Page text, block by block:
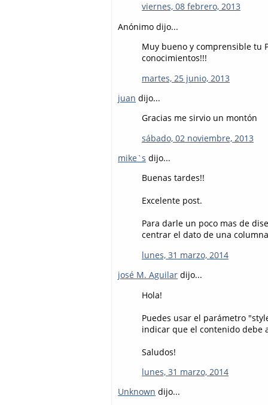
viernes, 08 febrero, 2013
Anónimo dijo...
Muy bueno y comprensible tu
conocimientos!!!
martes, 25 junio, 2013
juan dijo...
Gracias me sirvio un montón
sábado, 02 noviembre, 2013
mike`s dijo...
Buenas tardes!!
Excelente post.
Para darle un poco mas de
centrar el dato de una
lunes, 31 marzo, 2014
josé M. Aguilar dijo...
Hola!
Puedes usar el parámetro
indicar que el contenido debe
Saludos!
lunes, 31 marzo, 2014
Unknown dijo...